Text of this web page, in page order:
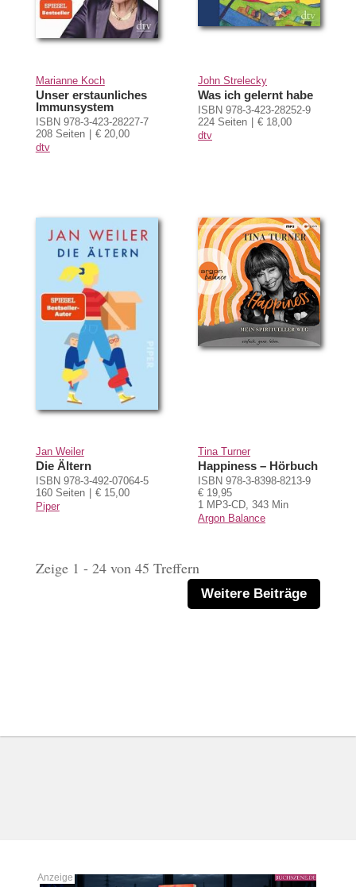
Marianne Koch
Unser erstaunliches
Immunsystem
ISBN 978-3-423-28227-7
208 Seiten
€ 20,00
dtv
John Strelecky
Was ich gelernt habe
ISBN 978-3-423-28252-9
224 Seiten
€ 18,00
dtv
Jan Weiler
Die Ältern
ISBN 978-3-492-07064-5
160 Seiten
€ 15,00
Piper
Tina Turner
Happiness – Hörbuch
ISBN 978-3-8398-8213-9
€ 19,95
1 MP3-CD, 343 Min
Argon Balance
Zeige 1 - 24 von 45 Treffern
Weitere Beiträge